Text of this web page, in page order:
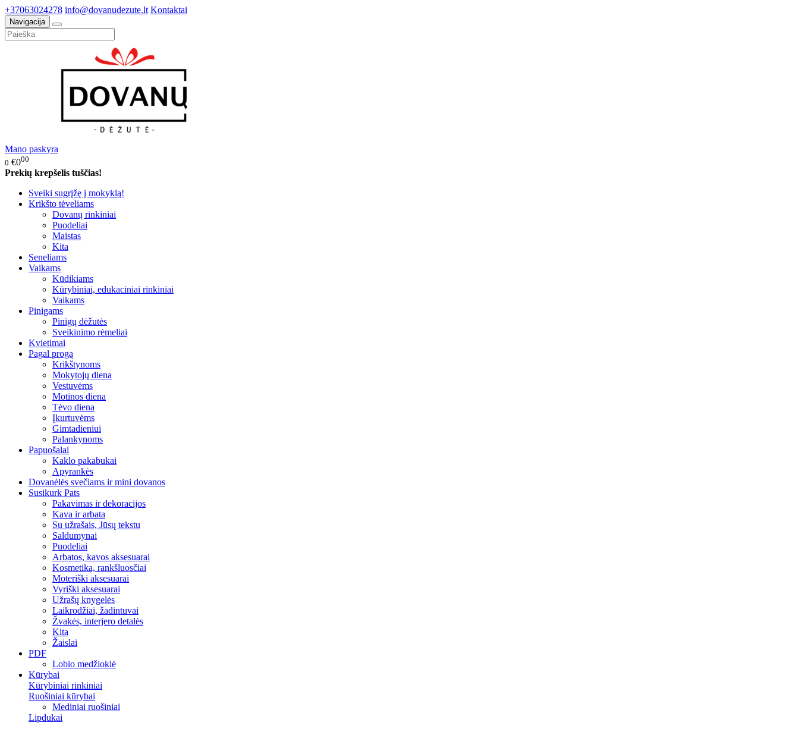
+37063024278 info@dovanudezute.lt Kontaktai
Navigacija
Mano paskyra
0 €000
Prekių krepšelis tuščias!
Sveiki sugrįžę į mokyklą!
Krikšto tėveliams
Dovanų rinkiniai
Puodeliai
Maistas
Kita
Seneliams
Vaikams
Kūdikiams
Kūrybiniai, edukaciniai rinkiniai
Vaikams
Pinigams
Pinigų dėžutės
Sveikinimo rėmeliai
Kvietimai
Pagal progą
Krikštynoms
Mokytojų diena
Vestuvėms
Motinos diena
Tėvo diena
Įkurtuvėms
Gimtadieniui
Palankynoms
Papuošalai
Kaklo pakabukai
Apyrankės
Dovanėlės svečiams ir mini dovanos
Susikurk Pats
Pakavimas ir dekoracijos
Kava ir arbata
Su užrašais, Jūsų tekstu
Saldumynai
Puodeliai
Arbatos, kavos aksesuarai
Kosmetika, rankšluosčiai
Moteriški aksesuarai
Vyriški aksesuarai
Užrašų knygelės
Laikrodžiai, žadintuvai
Žvakės, interjero detalės
Kita
Žaislai
PDF
Lobio medžioklė
Kūrybai
Kūrybiniai rinkiniai
Ruošiniai kūrybai
Mediniai ruošiniai
Lipdukai